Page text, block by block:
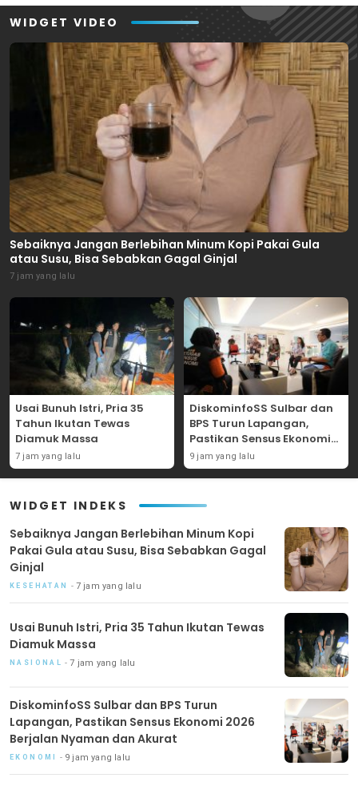
WIDGET VIDEO
Sebaiknya Jangan Berlebihan Minum Kopi Pakai Gula
atau Susu, Bisa Sebabkan Gagal Ginjal
7 jam yang lalu
Usai Bunuh Istri, Pria 35
Tahun Ikutan Tewas
Diamuk Massa
7 jam yang lalu
DiskominfoSS Sulbar dan
BPS Turun Lapangan,
Pastikan Sensus Ekonomi
2026 Berjalan Nyaman dan
Akurat
9 jam yang lalu
WIDGET INDEKS
Sebaiknya Jangan Berlebihan Minum Kopi
Pakai Gula atau Susu, Bisa Sebabkan Gagal
Ginjal
KESEHATAN 7 jam yang lalu
Usai Bunuh Istri, Pria 35 Tahun Ikutan Tewas
Diamuk Massa
NASIONAL 7 jam yang lalu
DiskominfoSS Sulbar dan BPS Turun
Lapangan, Pastikan Sensus Ekonomi 2026
Berjalan Nyaman dan Akurat
EKONOMI 9 jam yang lalu